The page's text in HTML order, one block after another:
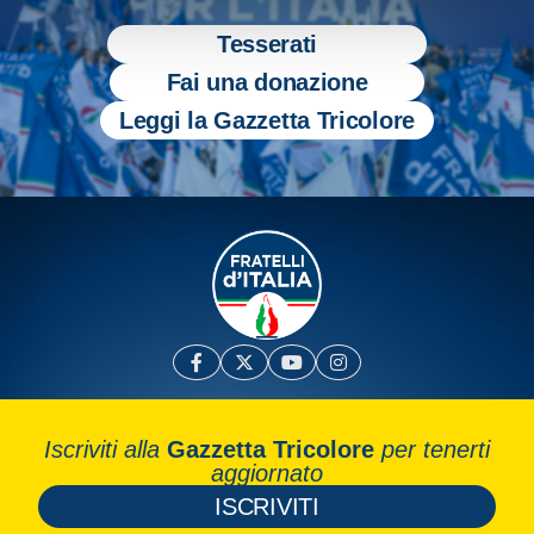
Tesserati
Fai una donazione
Leggi la Gazzetta Tricolore
Iscriviti alla Gazzetta Tricolore per tenerti
aggiornato
ISCRIVITI